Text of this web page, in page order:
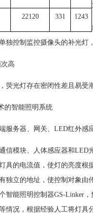
22120 331 1243
独控制监控摄像头的补光灯
高
荧光灯存在密闭性差且易受
的智能照明系统
服务器、网关、LED红外感
信模块、人体感应器和
具的电流值，使灯的亮度根
独立的地址，使控制对象
智能照明控制器GS-Linker
情况，根据经验人工将灯具